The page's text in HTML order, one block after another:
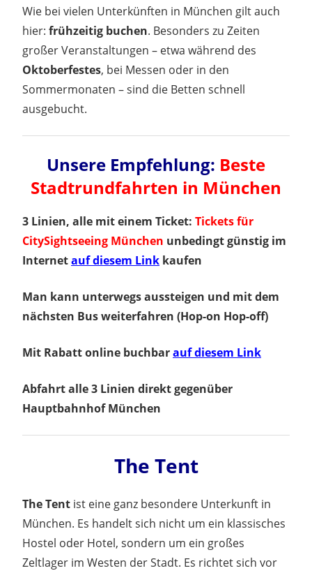
Wie bei vielen Unterkünften in München gilt auch
hier: frühzeitig buchen. Besonders zu Zeiten
großer Veranstaltungen – etwa während des
Oktoberfestes, bei Messen oder in den
Sommermonaten – sind die Betten schnell
ausgebucht.
Unsere Empfehlung: Beste
Stadtrundfahrten in München
3 Linien, alle mit einem Ticket: Tickets für
CitySightseeing München unbedingt günstig im
Internetauf diesem Link kaufen
Man kann unterwegs aussteigen und mit dem
nächsten Bus weiterfahren (Hop-on Hop-off)
Mit Rabatt online buchbarauf diesem Link
Abfahrt alle 3 Linien direkt gegenüber
Hauptbahnhof München
The Tent
The Tent ist eine ganz besondere Unterkunft in
München. Es handelt sich nicht um ein klassisches
Hostel oder Hotel, sondern um ein großes
Zeltlager im Westen der Stadt. Es richtet sich vor